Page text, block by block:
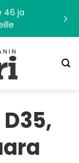
46 ja